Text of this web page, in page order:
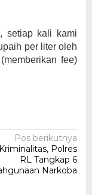
setiap kali kami
per liter oleh
fee)
Pos berikutnya
Polres
RL Tangkap 6
Narkoba